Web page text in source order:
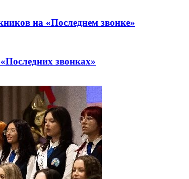
на «Последнем звонке»
звонках»